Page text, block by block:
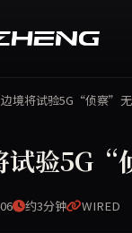
境将试验5G“侦察”
试验5G“
约3分钟 WIRED